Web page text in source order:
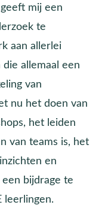
mij een
te
aan allerlei
allemaal een
van
nu het doen van
het leiden
van teams is, het
en
bijdrage te
leerlingen.